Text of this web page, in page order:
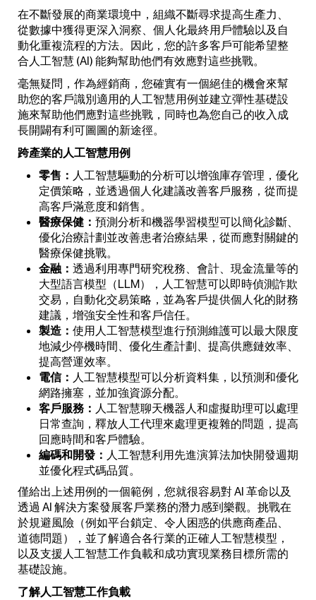
在不斷發展的商業環境中，組織不斷尋求提高生產力、
從數據中獲得更深入洞察、個人化最終用戶體驗以及自
動化重複流程的方法。因此，您的許多客戶可能希望整
合人工智慧 (AI) 能夠幫助他們有效應對這些挑戰。
毫無疑問，作為經銷商，您確實有一個絕佳的機會來幫
助您的客戶識別適用的人工智慧用例並建立彈性基礎設
施來幫助他們應對這些挑戰，同時也為您自己的收入成
長開闢有利可圖圖的新途徑。
跨產業的人工智慧用例
零售： 人工智慧驅動的分析可以增強庫存管理，優化
定價策略，並透過個人化建議改善客戶服務，從而提
高客戶滿意度和銷售。
醫療保健： 預測分析和機器學習模型可以簡化診斷、
優化治療計劃並改善患者治療結果，從而應對關鍵的
醫療保健挑戰。
金融： 透過利用專門研究稅務、會計、現金流量等的
大型語言模型（LLM），人工智慧可以即時偵測詐欺
交易，自動化交易策略，並為客戶提供個人化的財務
建議，增強安全性和客戶信任。
製造： 使用人工智慧模型進行預測維護可以最大限度
地減少停機時間、優化生產計劃、提高供應鏈效率、
提高營運效率。
電信： 人工智慧模型可以分析資料集，以預測和優化
網路擁塞，並加強資源分配。
客戶服務： 人工智慧聊天機器人和虛擬助理可以處理
日常查詢，釋放人工代理來處理更複雜的問題，提高
回應時間和客戶體驗。
編碼和開發： 人工智慧利用先進演算法加快開發週期
並優化程式碼品質。
僅給出上述用例的一個範例，您就很容易對 AI 革命以及
透過 AI 解決方案發展客戶業務的潛力感到樂觀。挑戰在
於規避風險（例如平台鎖定、令人困惑的供應商產品、
道德問題），並了解適合各行業的正確人工智慧模型，
以及支援人工智慧工作負載和成功實現業務目標所需的
基礎設施。
了解人工智慧工作負載